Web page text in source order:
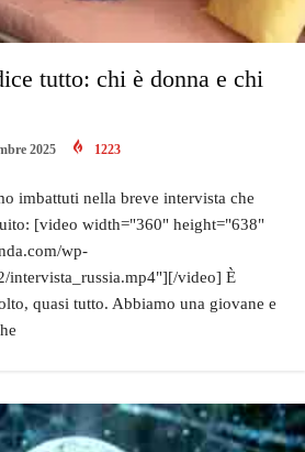
tutto: chi è donna e chi
2025 1223
imbattuti nella breve intervista che
[video width="360" height="638"
wp-
intervista_russia.mp4"][/video] È
quasi tutto. Abbiamo una giovane e